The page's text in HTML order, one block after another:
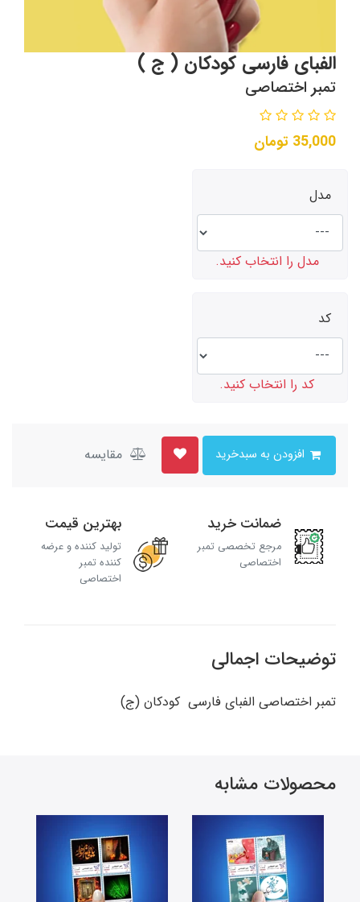
الفبای فارسی کودکان ( ج )
تمبر اختصاصی
35,000 تومان
مدل
مدل را انتخاب کنید.
کد
کد را انتخاب کنید.
مقایسه
ضمانت خرید
مرجع تخصصی تمبر
اختصاصی
بهترین قیمت
تولید کننده و عرضه
کننده تمبر
اختصاصی
توضیحات اجمالی
تمبر اختصاصی الفبای فارسی کودکان (ج)
محصولات مشابه